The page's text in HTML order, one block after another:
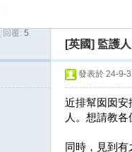
回覆: 5
[英國] 監護人
發表於 24-9-
近排幫囡囡安
人。想請教
同時，見到有